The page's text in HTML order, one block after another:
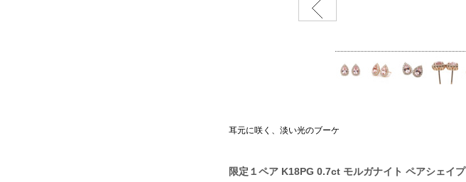
耳元に咲く、淡い光のブーケ
限定１ペア K18PG 0.7ct モルガナイト ペアシェイプ